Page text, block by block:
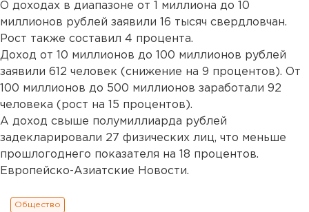
О доходах в диапазоне от 1 миллиона до 10
миллионов рублей заявили 16 тысяч свердловчан.
Рост также составил 4 процента.
Доход от 10 миллионов до 100 миллионов рублей
заявили 612 человек (снижение на 9 процентов). От
100 миллионов до 500 миллионов заработали 92
человека (рост на 15 процентов).
А доход свыше полумиллиарда рублей
задекларировали 27 физических лиц, что меньше
прошлогоднего показателя на 18 процентов.
Европейско-Азиатские Новости.
Общество